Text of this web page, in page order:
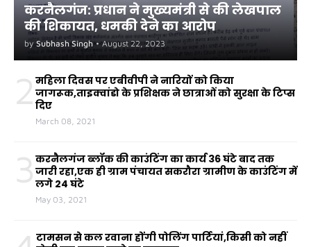
करनैलगंज: प्रधान ने मुख्यमंत्री से की लेखपाल
की शिकायत, धमकी देने का आरोप
by Subhash Singh • August 22, 2023
2 महिला दिवस पर एबीवीपी ने नारियों को किया
जागरूक,ताइक्वांडो के प्रशिक्षक ने छात्राओं को सुरक्षा के टिप्स
दिए
March 08, 2021
3 करनैलगंज ब्लॉक की काउंटिंग का कार्य 36 घंटे बाद तक
जारी रहा,एक ही ग्राम पंचायत सकरौरा ग्रामीण के काउंटिंग में
लगे 24 घंटे
May 03, 2021
टामसन से कल रवाना होंगी पोलिंग पार्टियां,किसी को नहीं